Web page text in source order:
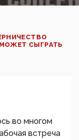
СЫГРАТЬ
во многом
встреча